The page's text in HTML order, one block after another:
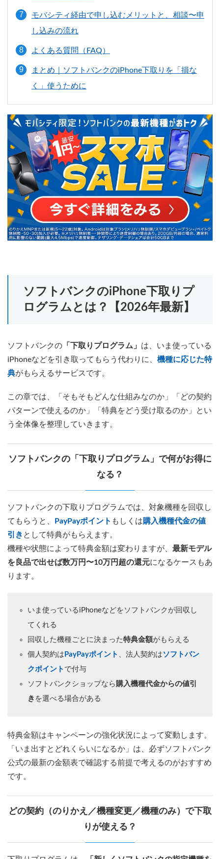
モバシティ経由で申し込むメリットと、相談〜申
し込みの流れ
よくある質問（FAQ）
まとめ｜ソフトバンクのiPhone下取りを「損な
く」使うために
ソフトバンクのiPhone下取りプ
ログラムとは？【2026年最新】
ソフトバンクの 「下取りプログラム」 は、いま使っている
iPhoneなどを引き取ってもらう代わりに、 機種に応じた特
典がもらえるサービスです。
この章では、「そもそもどんな仕組みなのか」「どの契約
パターンで使えるのか」「特典をどう受け取るのか」とい
う全体像を整理していきます。
ソフトバンクの「下取りプログラム」で何がお得に
なる？
ソフトバンクの下取りプログラムでは、対象機種を回収し
てもらうと、
PayPayポイント もしくは購入機種代金の値
引き として特典がもらえます。
機種や状態によって特典金額は変わりますが、 最新モデル
を良品で出せば数万円〜10万円超の還元になるケースもあ
ります。
いま使っているiPhoneなどをソフトバンクが回収し
てくれる
回収した機種ごとに決まった特典金額がもらえる
個人契約は PayPayポイント 、法人契約はソフトバン
クポイント で付与
ソフトバンクショップなら 購入機種代金からの値引
き を選べる場合がある
特典金額はキャンペーンの強化状況によって変動します。
「いま出すとどれくらいになるか」は、必ずソフトバンク
公式の最新の金額表で確認する前提で考えるのがおすすめ
です。
どの契約（のりかえ／機種変更／機種のみ）で下取
りが使える？